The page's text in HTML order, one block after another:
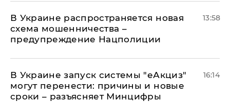
В Украине распространяется новая
схема мошенничества –
предупреждение Нацполиции
13:58
В Украине запуск системы "еАкциз"
могут перенести: причины и новые
сроки – разъясняет Минцифры
16:14